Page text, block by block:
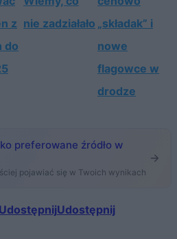
z
do
nie zadziałało „składak” i
nowe
flagowce w
drodze
preferowane źródło w
pojawiać się w Twoich wynikach
UdostępnijUdostępnij